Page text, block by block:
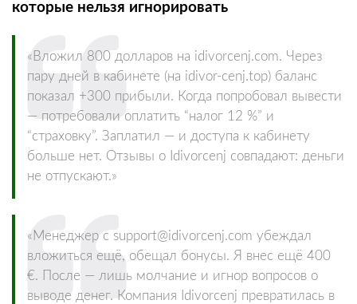
которые нельзя игнорировать
«Вложил 800 долларов на idivorcenj.com. Через
пару дней в кабинете (на idivor-cenj.top) баланс
показал +300 прибыли. Когда попробовал вывести
— потребовали оплатить “налог 12 %” и
“страховку”. Заплатил — и доступа к кабинету
больше нет. Отзывы о Idivorcenj совпадают: деньги
не отпускают.»
«Менеджер с support@idivorcenj.com убеждал
вложиться ещё, обещал бонусы. Я внес ещё 400
€. После — лишь молчание и игнор вопросов о
выводе денег. Компания Idivorcenj превратилась в